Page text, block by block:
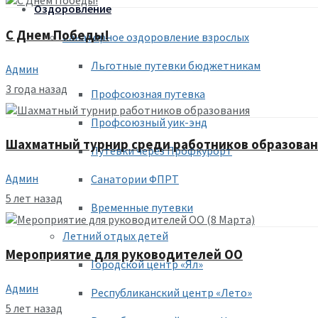
Оздоровление
Санаторное оздоровление взрослых
Льготные путевки бюджетникам
Профсоюзная путевка
Профсоюзный уик-энд
Путевки через Профкурорт
Санатории ФПРТ
Временные путевки
Летний отдых детей
Городской центр «Ял»
Республиканский центр «Лето»
С Днем Победы!
Админ
3 года назад
Шахматный турнир среди работников
Админ
5 лет назад
Мероприятие для руководителей ОО
Админ
5 лет назад